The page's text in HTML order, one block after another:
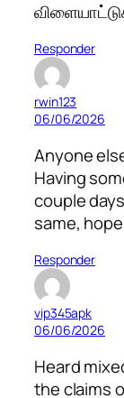
Responder
rwin123
06/06/2026
Anyone
Having
couple
same,
Responder
vip345apk
06/06/2026
Heard
the claims